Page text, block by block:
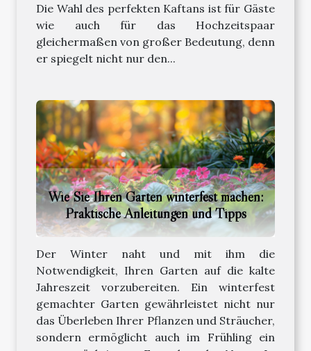
Die Wahl des perfekten Kaftans ist für Gäste
wie auch für das Hochzeitspaar
gleichermaßen von großer Bedeutung, denn
er spiegelt nicht nur den...
Wie Sie Ihren Garten winterfest machen:
Praktische Anleitungen und Tipps
Der Winter naht und mit ihm die
Notwendigkeit, Ihren Garten auf die kalte
Jahreszeit vorzubereiten. Ein winterfest
gemachter Garten gewährleistet nicht nur
das Überleben Ihrer Pflanzen und Sträucher,
sondern ermöglicht auch im Frühling ein